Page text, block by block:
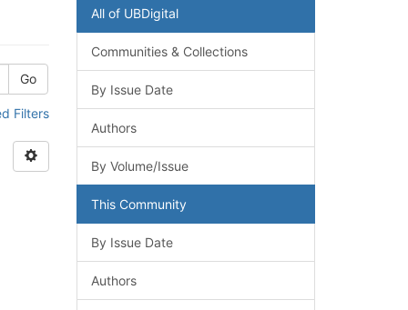
Go
Filters
All of UBDigital
Communities & Collections
By Issue Date
Authors
By Volume/Issue
This Community
By Issue Date
Authors